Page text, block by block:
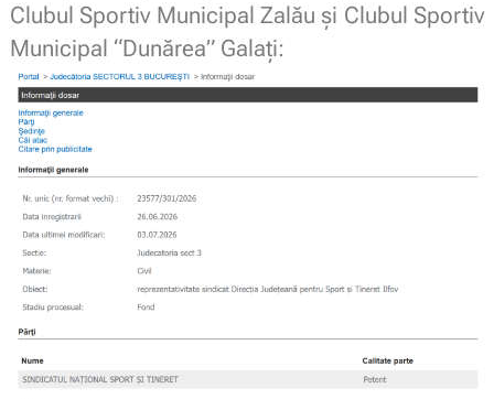
Clubul Sportiv Municipal Zalău și Clubul Sportiv
Municipal “Dunărea” Galaţi: